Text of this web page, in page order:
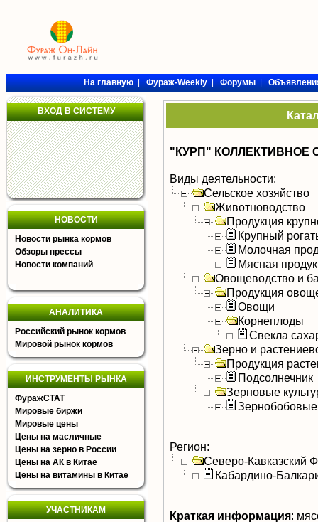
На главную|Фураж-Weekly|Форумы|
ВХОД В СИСТЕМУ
НОВОСТИ
Новости рынка кормов
Обзоры прессы
Новости компаний
АНАЛИТИКА
Российский рынок кормов
Мировой рынок кормов
ИНСТРУМЕНТЫ РЫНКА
ФуражСТАТ
Мировые биржи
Мировые цены
Цены на масличные
Цены на зерно в России
Цены на АК в Китае
Цены на витамины в Китае
УЧАСТНИКАМ
"КУРП" КОЛЛЕКТИВНОЕ
Виды деятельности:
Сельское хозяйство
Животноводство
Продукция
Крупный
Молочная
Мясная
Овощеводство и
Продукция
Овощи
Корнеплоды
Свекла
Зерно и
Продукция
Подсолнечник
Зерновые
Зернобобовые
Регион:
Северо-Кавказский
Кабардино-
Краткая информация: